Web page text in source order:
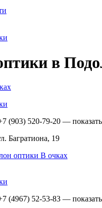
в
(903) 520-79-20 — показать
Багратиона, 19
(4967) 52-53-83 — показать